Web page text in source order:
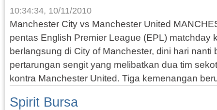
10:34:34, 10/11/2010
Manchester City vs Manchester United
pentas English Premier League (EPL) matchday
berlangsung di City of Manchester, dini hari nanti
pertarungan sengit yang melibatkan dua tim
kontra Manchester United. Tiga kemenangan
Spirit Bursa